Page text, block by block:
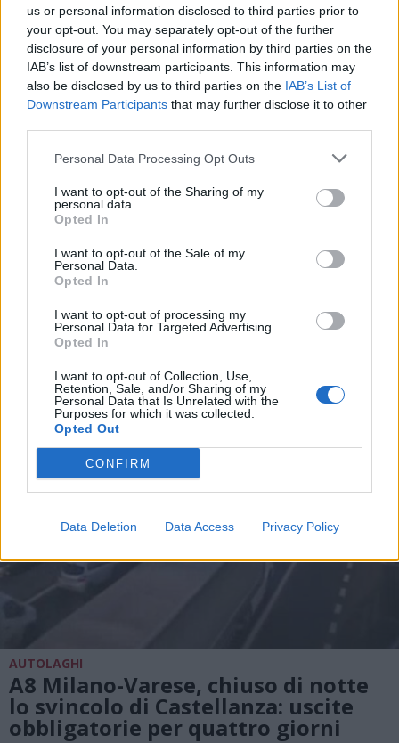
us or personal information disclosed to third parties prior to
your opt-out. You may separately opt-out of the further
disclosure of your personal information by third parties on the
IAB’s list of downstream participants. This information may
also be disclosed by us to third parties on the IAB’s List of
Downstream Participants that may further disclose it to other
Personal Data Processing Opt Outs
I want to opt-out of the Sharing of my
personal data.
Opted In
I want to opt-out of the Sale of my
Personal Data.
Opted In
I want to opt-out of processing my
Personal Data for Targeted Advertising.
Opted In
I want to opt-out of Collection, Use,
Retention, Sale, and/or Sharing of my
Personal Data that Is Unrelated with the
Purposes for which it was collected.
Opted Out
CONFIRM
Data Deletion Data Access Privacy Policy
TEMPO LIBERO
Tornano le camminate gratuite di
Alfa sulla Via Francisca, tra acqua e
territorio
AUTOLAGHI
A8 Milano-Varese, chiuso di notte
lo svincolo di Castellanza: uscite
obbligatorie per quattro giorni